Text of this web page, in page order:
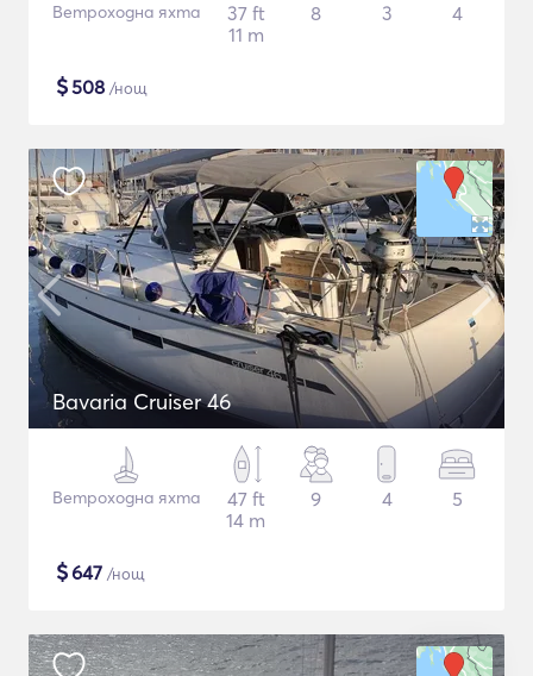
Ветроходна яхта
37 ft
11 m
8 3 4
$508 /нощ
Bavaria Cruiser 46
Ветроходна яхта
47 ft
14 m
9 4 5
$647 /нощ